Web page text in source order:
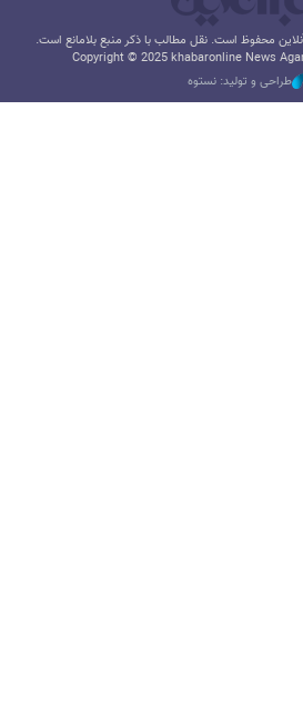
محفوظ است. نقل مطالب با ذکر منبع بلامانع است.
Copyright © 2025 khabaronline News
طراحی و تولید: نستوه